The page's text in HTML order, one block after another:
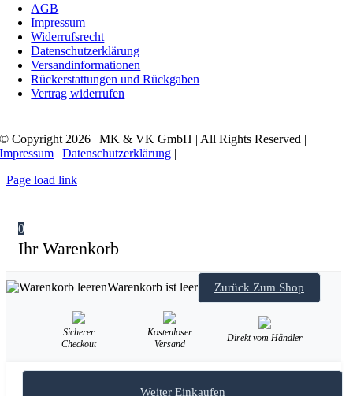
AGB
Impressum
Widerrufsrecht
Datenschutzerklärung
Versandinformationen
Rückerstattungen und Rückgaben
Vertrag widerrufen
© Copyright 2026 | MK & VK GmbH | All Rights Reserved |
Impressum |Datenschutzerklärung |
Page load link
0
Ihr Warenkorb
Warenkorb ist leer Zurück Zum Shop
Sicherer
Checkout
Kostenloser
Versand
Direkt vom Händler
Weiter Einkaufen